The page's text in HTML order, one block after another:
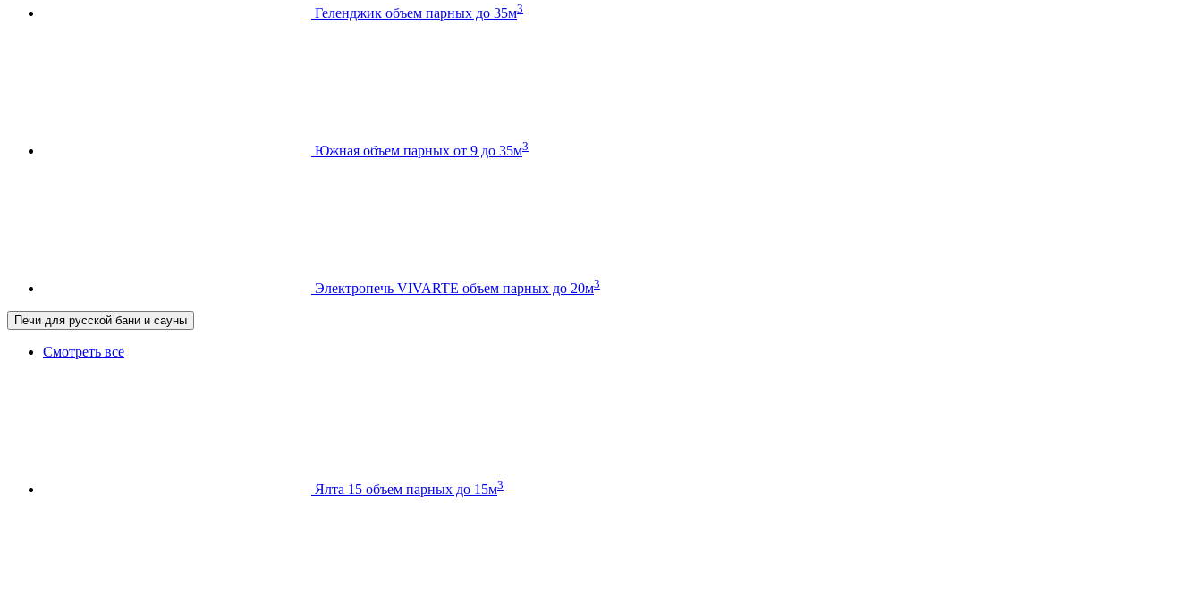
Геленджик объем парных до 35м3
Южная объем парных от 9 до 35м3
Электропечь VIVARTE объем парных до 20м3
Печи для русской бани и сауны
Смотреть все
Ялта 15 объем парных до 15м3